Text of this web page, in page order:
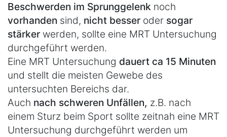
Beschwerden im Sprunggelenk noch
vorhanden sind, nicht besser oder sogar
stärker werden, sollte eine MRT Untersuchung
durchgeführt werden.
Eine MRT Untersuchung dauert ca 15 Minuten
und stellt die meisten Gewebe des
untersuchten Bereichs dar.
Auch nach schweren Unfällen, z.B. nach
einem Sturz beim Sport sollte zeitnah eine MRT
Untersuchung durchgeführt werden um